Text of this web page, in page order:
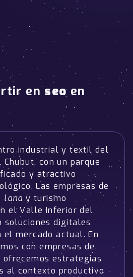
enseoen
industrial y textil del
con un parque
y atractivo
Las empresas de
lanay turismo
el Valle Inferior del
soluciones digitales
el mercado actual. En
con empresas de
estrategias
al contexto productivo